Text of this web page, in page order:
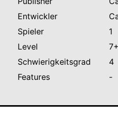
Entwickler
Spieler
1
Level
Schwierigkeitsgrad
4
Features
-